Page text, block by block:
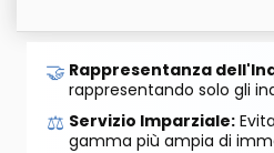
🤝 Rappresentanza
rappresentando solo gli
⚖️ Servizio Imparziale:
gamma più ampia di